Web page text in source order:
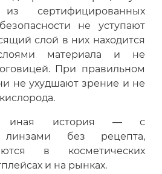
из сертифицированных
не уступают
слой в них находится
материала и не
При правильном
не ухудшают зрение и не
иная история — с
линзами без рецепта,
в косметических
и на рынках.